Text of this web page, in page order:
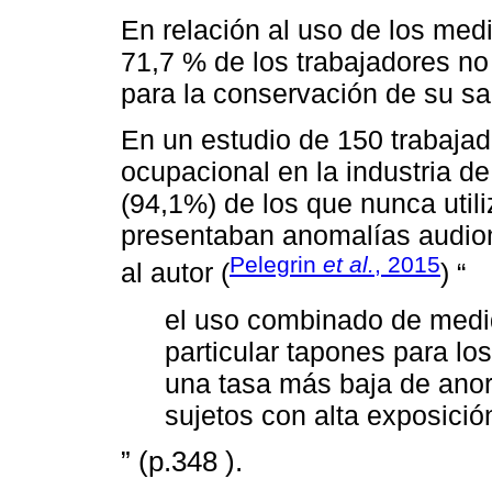
En relación al uso de los
71,7 % de los trabajadores
para la conservación de su
En un estudio de 150
ocupacional en la industria
(94,1%) de los que nunca
presentaban anomalías
al autor (Pelegrin et al., 2015) “
el uso combinado de
particular tapones para
una tasa más baja de
sujetos con alta
” (p.348 ).